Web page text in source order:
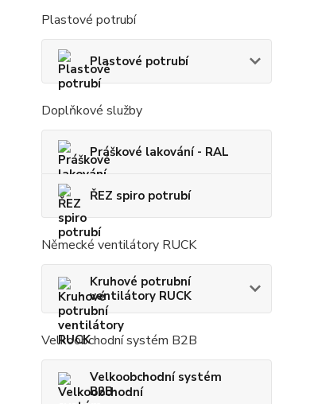
Plastové potrubí
Plastové potrubí
Doplňkové služby
Práškové lakování - RAL
ŘEZ spiro potrubí
Německé ventilátory RUCK
Kruhové potrubní
ventilátory RUCK
Velkoobchodní systém B2B
Velkoobchodní systém
B2B